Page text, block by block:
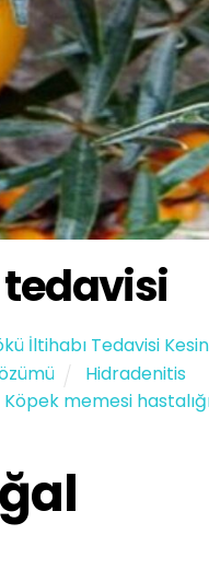
tedavisi
İltihabı Tedavisi Kesin
Hidradenitis
Köpek memesi